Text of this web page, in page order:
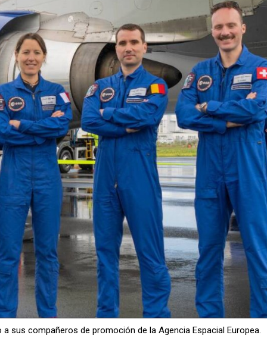
sus compañeros de promoción de la Agencia Espacial Europea.